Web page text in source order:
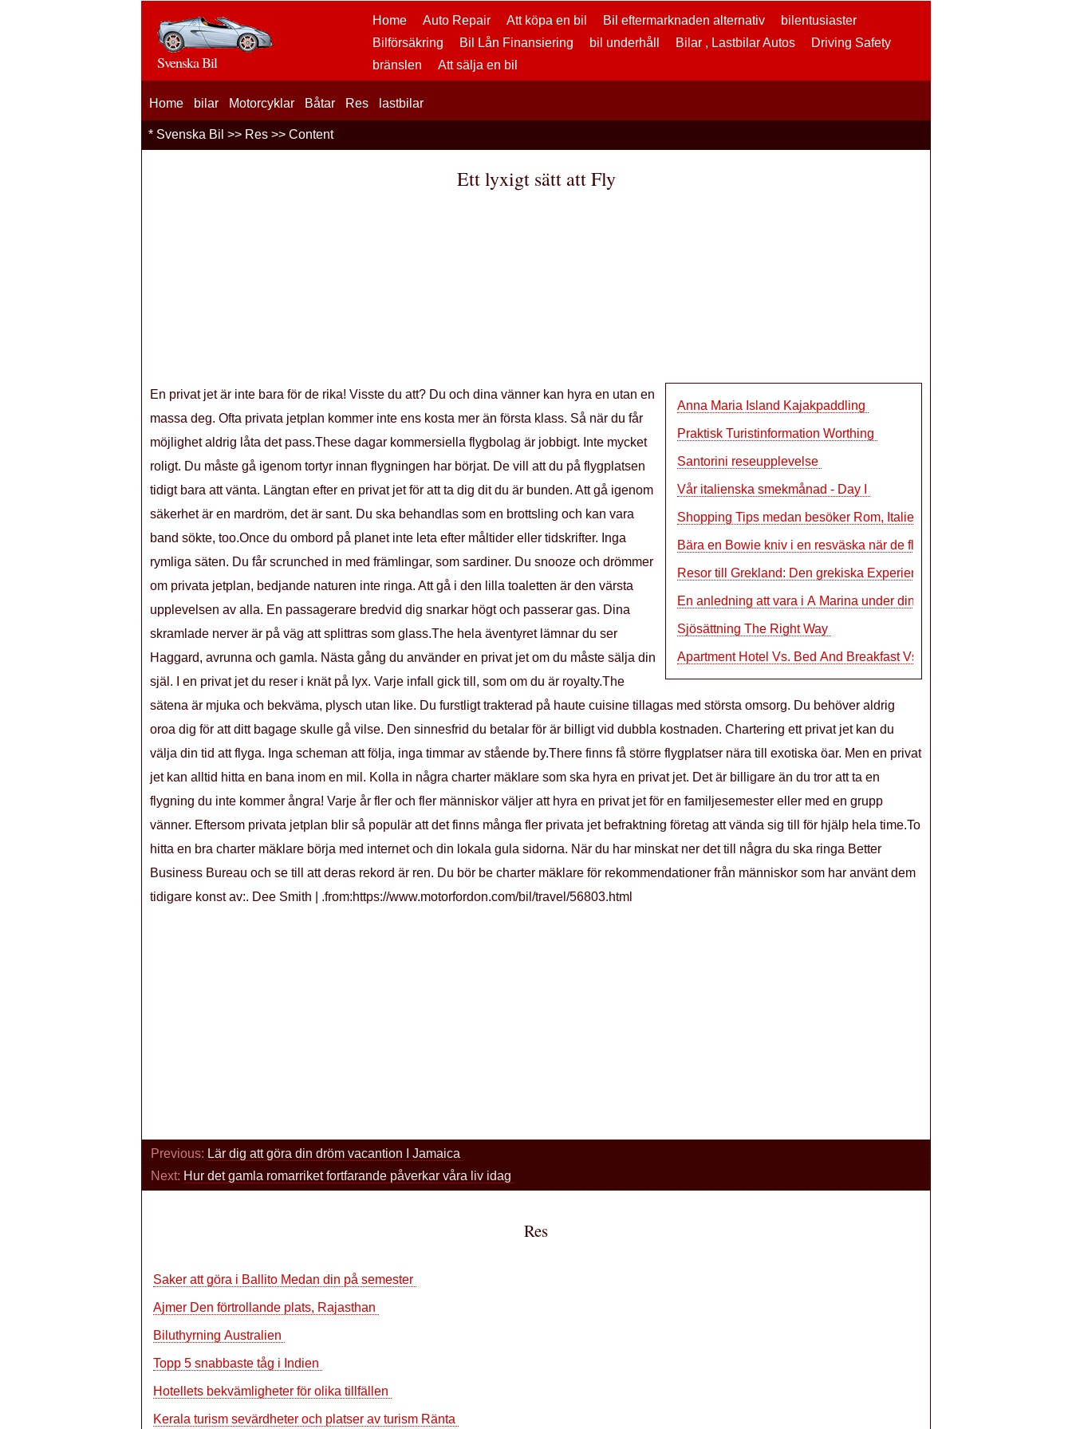
Home Auto Repair Att köpa en bil Bil eftermarknaden alternativ
bilentusiaster
Bilförsäkring
Bil Lån Finansiering bil underhåll Bilar , Lastbilar Autos
Driving Safety
bränslen
Att sälja en bil
Svenska Bil
Home bilar Motorcyklar Båtar Res lastbilar
* Svenska Bil >> Res >> Content
Ett lyxigt sätt att Fly
Anna Maria Island Kajakpaddling
Praktisk Turistinformation Worthing
Santorini reseupplevelse
Vår italienska smekmånad - Day I
Shopping Tips medan besöker Rom, Italien
Bära en Bowie kniv i en resväska när de fl
Resor till Grekland: Den grekiska Experience
En anledning att vara i A Marina under din se
Sjösättning The Right Way
Apartment Hotel Vs. Bed And Breakfast Vs. Inn
En privat jet är inte bara för de rika! Visste du att? Du och dina vänner kan hyra en utan en
massa deg. Ofta privata jetplan kommer inte ens kosta mer än första klass. Så när du får
möjlighet aldrig låta det pass.These dagar kommersiella flygbolag är jobbigt. Inte mycket
roligt. Du måste gå igenom tortyr innan flygningen har börjat. De vill att du på flygplatsen
tidigt bara att vänta. Längtan efter en privat jet för att ta dig dit du är bunden. Att gå igenom
säkerhet är en mardröm, det är sant. Du ska behandlas som en brottsling och kan vara
band sökte, too.Once du ombord på planet inte leta efter måltider eller tidskrifter. Inga
rymliga säten. Du får scrunched in med främlingar, som sardiner. Du snooze och drömmer
om privata jetplan, bedjande naturen inte ringa. Att gå i den lilla toaletten är den värsta
upplevelsen av alla. En passagerare bredvid dig snarkar högt och passerar gas. Dina
skramlade nerver är på väg att splittras som glass.The hela äventyret lämnar du ser
Haggard, avrunna och gamla. Nästa gång du använder en privat jet om du måste sälja din
själ. I en privat jet du reser i knät på lyx. Varje infall gick till, som om du är royalty.The
sätena är mjuka och bekväma, plysch utan like. Du furstligt trakterad på haute cuisine tillagas med största omsorg. Du behöver aldrig
oroa dig för att ditt bagage skulle gå vilse. Den sinnesfrid du betalar för är billigt vid dubbla kostnaden. Chartering ett privat jet kan du
välja din tid att flyga. Inga scheman att följa, inga timmar av stående by.There finns få större flygplatser nära till exotiska öar. Men en privat
jet kan alltid hitta en bana inom en mil. Kolla in några charter mäklare som ska hyra en privat jet. Det är billigare än du tror att ta en
flygning du inte kommer ångra! Varje år fler och fler människor väljer att hyra en privat jet för en familjesemester eller med en grupp
vänner. Eftersom privata jetplan blir så populär att det finns många fler privata jet befraktning företag att vända sig till för hjälp hela time.To
hitta en bra charter mäklare börja med internet och din lokala gula sidorna. När du har minskat ner det till några du ska ringa Better
Business Bureau och se till att deras rekord är ren. Du bör be charter mäklare för rekommendationer från människor som har använt dem
tidigare konst av:. Dee Smith | .from:https://www.motorfordon.com/bil/travel/56803.html
Previous: Lär dig att göra din dröm vacantion I Jamaica
Next: Hur det gamla romarriket fortfarande påverkar våra liv idag
Res
Saker att göra i Ballito Medan din på semester
Ajmer Den förtrollande plats, Rajasthan
Biluthyrning Australien
Topp 5 snabbaste tåg i Indien
Hotellets bekvämligheter för olika tillfällen
Kerala turism sevärdheter och platser av turism Ränta